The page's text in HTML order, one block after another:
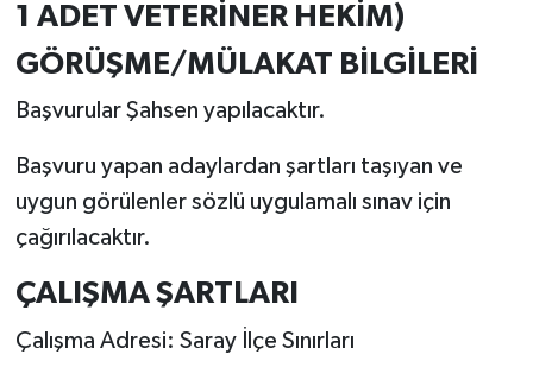
1 ADET VETERİNER HEKİM)
GÖRÜŞME/MÜLAKAT BİLGİLERİ
Başvurular Şahsen yapılacaktır.
Başvuru yapan adaylardan şartları taşıyan ve
uygun görülenler sözlü uygulamalı sınav için
çağırılacaktır.
ÇALIŞMA ŞARTLARI
Çalışma Adresi: Saray İlçe Sınırları